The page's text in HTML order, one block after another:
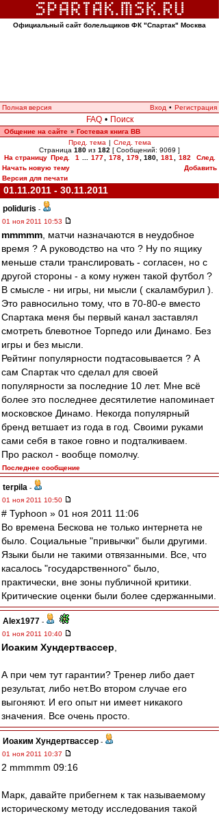
Официальный сайт болельщиков ФК "Спартак" Москва
Полная версия Вход • Регистрация
FAQ • Поиск
Общение на сайте » Гостевая книга ВВ
Пред. тема | След. тема
Страница 180 из 182 [ Сообщений: 9069 ]
На страницу Пред. 1 177 178 179 180, 181 182
След.
Начать новую тему
Добавить
Версия для печати
01.11.2011 - 30.11.2011
poliduris -
01 ноя 2011 10:53
mmmmm , матчи назначаются в неудобное
время ? А руководство на что ? Ну по ящику
меньше стали транслировать - согласен, но с
другой стороны - а кому нужен такой футбол ?
В смысле - ни игры, ни мысли ( скаламбурил ).
Это равносильно тому, что в 70-80-е вместо
Спартака меня бы первый канал заставлял
смотреть блевотное Торпедо или Динамо. Без
игры и без мысли.
Рейтинг популярности подтасовывается ? А
сам Спартак что сделал для своей
популярности за последние 10 лет. Мне всё
более это последнее десятилетие напоминает
московское Динамо. Некогда популярный
бренд ветшает из года в год. Своими руками
сами себя в такое говно и подталкиваем.
Про раскол - вообще помолчу.
Последнее сообщение
terpila -
01 ноя 2011 10:50
# Typhoon » 01 ноя 2011 11:06
Во времена Бескова не только интернета не
было. Социальные "привычки" были другими.
Языки были не такими отвязанными. Все, что
касалось "государственного" было,
практически, вне зоны публичной критики.
Критические оценки были более сдержанными.
Alex1977 -
01 ноя 2011 10:40
Иоаким Хундертвассер
А при чем тут гарантии? Тренер либо дает
результат, либо нет.Во втором случае его
выгоняют. И его опыт ни имеет никакого
значения. Все очень просто.
Иоаким Хундертвассер -
01 ноя 2011 10:37
2 mmmmm 09:16
Марк, давайте прибегнем к так называемому
историческому методу исследования такой